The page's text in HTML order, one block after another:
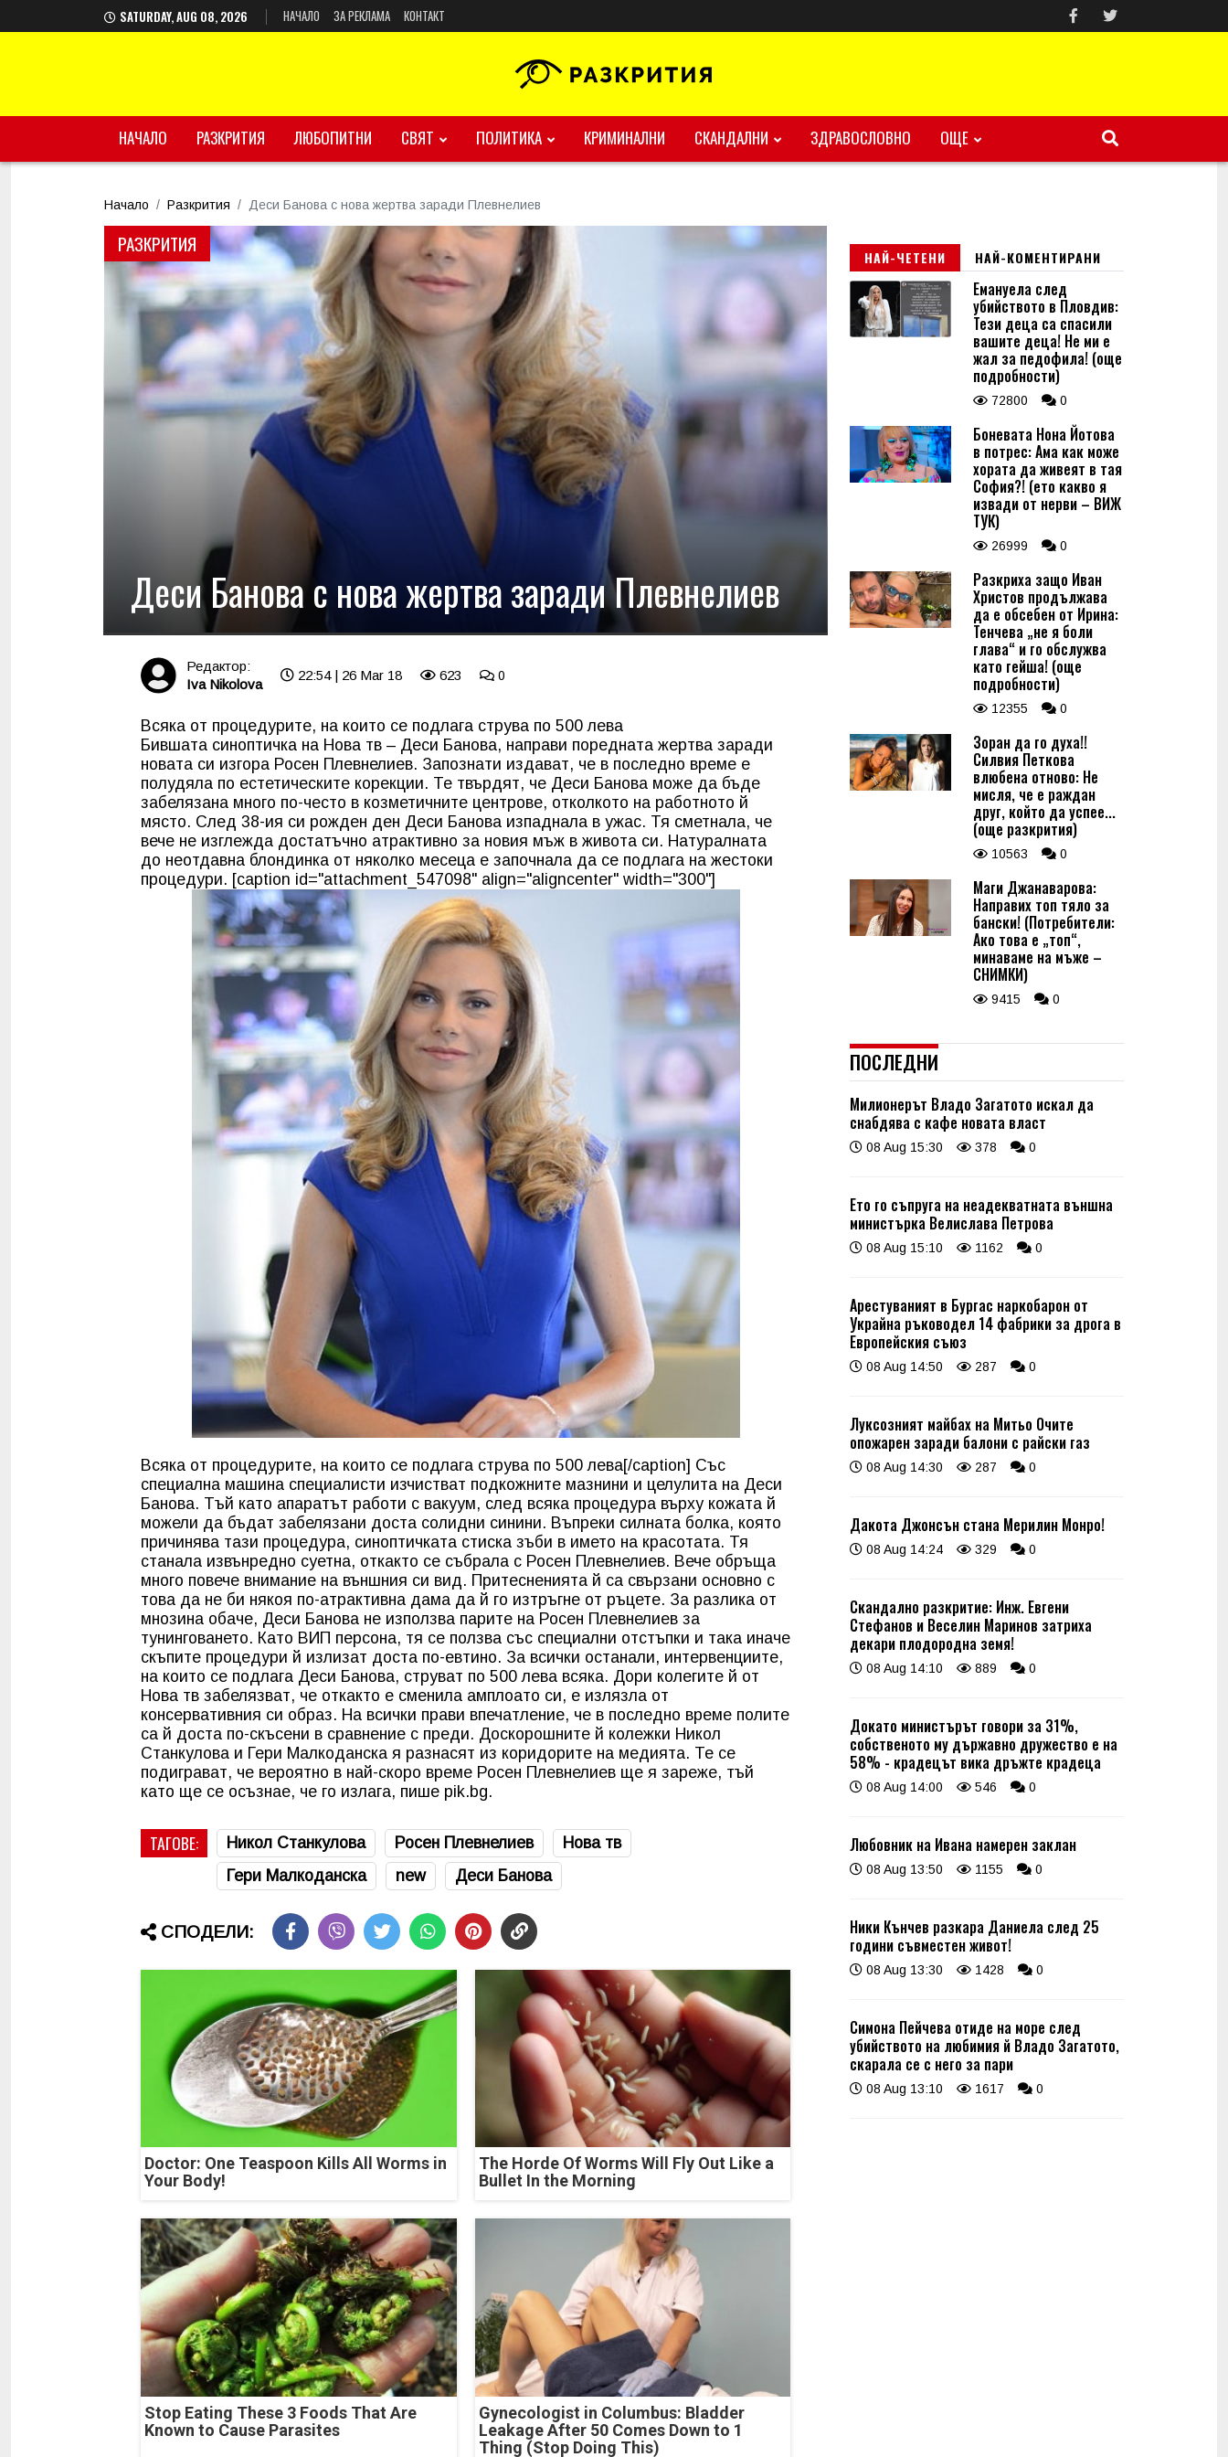
SATURDAY, AUG 08, 2026 НАЧАЛО ЗА РЕКЛАМА КОНТАКТ
НАЧАЛО РАЗКРИТИЯ ЛЮБОПИТНИ СВЯТ ПОЛИТИКА КРИМИНАЛНИ СКАНДАЛНИ ЗДРАВОСЛОВНО ОЩЕ
Начало Разкрития Деси Банова с нова жертва заради Плевнелиев
РАЗКРИТИЯ
Деси Банова с нова жертва заради Плевнелиев
Редактор:
Iva Nikolova
22:54 | 26 Mar 18 623 0
Всяка от процедурите, на които се подлага струва по 500 лева
Бившата синоптичка на Нова тв – Деси Банова, направи поредната жертва заради
новата си изгора Росен Плевнелиев. Запознати издават, че в последно време е
полудяла по естетическите корекции. Те твърдят, че Деси Банова може да бъде
забелязана много по-често в козметичните центрове, отколкото на работното й
място. След 38-ия си рожден ден Деси Банова изпаднала в ужас. Тя сметнала, че
вече не изглежда достатъчно атрактивно за новия мъж в живота си. Натуралната
до неотдавна блондинка от няколко месеца е започнала да се подлага на жестоки
процедури. [caption id="attachment_547098" align="aligncenter" width="300"]
Всяка от процедурите, на които се подлага струва по 500 лева[/caption] Със
специална машина специалисти изчистват подкожните мазнини и целулита на Деси
Банова. Тъй като апаратът работи с вакуум, след всяка процедура върху кожата й
можели да бъдат забелязани доста солидни синини. Въпреки силната болка, която
причинява тази процедура, синоптичката стиска зъби в името на красотата. Тя
станала извънредно суетна, откакто се събрала с Росен Плевнелиев. Вече обръща
много повече внимание на външния си вид. Притесненията й са свързани основно с
това да не би някоя по-атрактивна дама да й го изтръгне от ръцете. За разлика от
мнозина обаче, Деси Банова не използва парите на Росен Плевнелиев за
тунинговането. Като ВИП персона, тя се ползва със специални отстъпки и така иначе
скъпите процедури й излизат доста по-евтино. За всички останали, интервенциите,
на които се подлага Деси Банова, струват по 500 лева всяка. Дори колегите й от
Нова тв забелязват, че откакто е сменила амплоато си, е излязла от
консервативния си образ. На всички прави впечатление, че в последно време полите
са й доста по-скъсени в сравнение с преди. Доскорошните й колежки Никол
Станкулова и Гери Малкоданска я разнасят из коридорите на медията. Те се
подиграват, че вероятно в най-скоро време Росен Плевнелиев ще я зареже, тъй
като ще се осъзнае, че го излага, пише pik.bg.
ТАГОВЕ: Никол Станкулова Росен Плевнелиев
Нова тв
Гери Малкоданска
new Деси Банова
СПОДЕЛИ:
Doctor: One Teaspoon Kills All Worms in
Your Body!
The Horde Of Worms Will Fly Out Like a
Bullet In the Morning
Stop Eating These 3 Foods That Are
Known to Cause Parasites
Gynecologist in Columbus: Bladder
Leakage After 50 Comes Down to 1
Thing (Stop Doing This)
НАЙ-ЧЕТЕНИ НАЙ-КОМЕНТИРАНИ
Емануела след
убийството в Пловдив:
Тези деца са спасили
вашите деца! Не ми е
жал за педофила! (още
подробности)
72800 0
Боневата Нона Йотова
в потрес: Ама как може
хората да живеят в тая
София?! (ето какво я
извади от нерви – ВИЖ
ТУК)
26999 0
Разкриха защо Иван
Христов продължава
да е обсебен от Ирина:
Тенчева „не я боли
глава“ и го обслужва
като гейша! (още
подробности)
12355 0
Зоран да го духа!!
Силвия Петкова
влюбена отново: Не
мисля, че е раждан
друг, който да успее...
(още разкрития)
10563 0
Маги Джанаварова:
Направих топ тяло за
бански! (Потребители:
Ако това е „топ“,
минаваме на мъже –
СНИМКИ)
9415 0
ПОСЛЕДНИ
Милионерът Владо Загатото искал да
снабдява с кафе новата власт
08 Aug 15:30 378 0
Ето го съпруга на неадекватната външна
министърка Велислава Петрова
08 Aug 15:10 1162 0
Арестуваният в Бургас наркобарон от
Украйна ръководел 14 фабрики за дрога в
Европейския съюз
08 Aug 14:50 287 0
Луксозният майбах на Митьо Очите
опожарен заради балони с райски газ
08 Aug 14:30 287 0
Дакота Джонсън стана Мерилин Монро!
08 Aug 14:24 329 0
Скандално разкритие: Инж. Евгени
Стефанов и Веселин Маринов затриха
декари плодородна земя!
08 Aug 14:10 889 0
Докато министърът говори за 31%,
собственото му държавно дружество е на
58% - крадецът вика дръжте крадеца
08 Aug 14:00 546 0
Любовник на Ивана намерен заклан
08 Aug 13:50 1155 0
Ники Кънчев разкара Даниела след 25
години съвместен живот!
08 Aug 13:30 1428 0
Симона Пейчева отиде на море след
убийството на любимия й Владо Загатото,
скарала се с него за пари
08 Aug 13:10 1617 0